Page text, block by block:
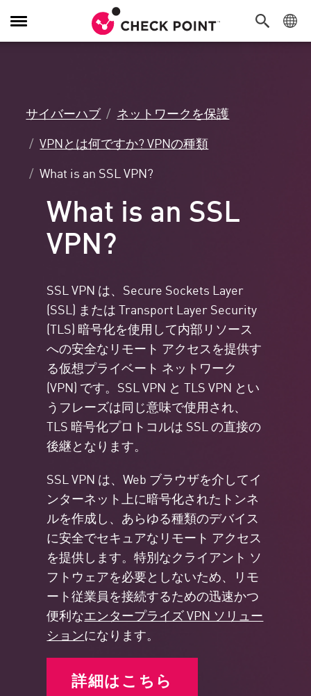
Toggle
Navigation
サイバーハブ
ネットワークを保護
VPNとは何ですか? VPNの種類
What is an SSL VPN?
What is an SSL
VPN?
SSL VPN は、Secure Sockets Layer
(SSL) または Transport Layer Security
(TLS) 暗号化を使用して内部リソース
への安全なリモート アクセスを提供す
る仮想プライベート ネットワーク
(VPN) です。SSL VPN と TLS VPN とい
うフレーズは同じ意味で使用され、
TLS 暗号化プロトコルは SSL の直接の
後継となります。
SSL VPN は、Web ブラウザを介してイ
ンターネット上に暗号化されたトンネ
ルを作成し、あらゆる種類のデバイス
に安全でセキュアなリモート アクセス
を提供します。特別なクライアント ソ
フトウェアを必要としないため、リモ
ート従業員を接続するための迅速かつ
便利なエンタープライズ VPN ソリュー
ションになります。
詳細はこちら